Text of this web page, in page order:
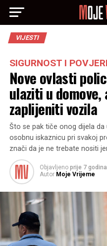
VIJESTI
SIGURNOST I
Nove ovlasti
ulaziti u
zaplijeniti vozila
Što se pak tiče onog dijela
osobnu iskaznicu pri svakoj
znači da je ne trebate nositi
Objavljeno prije 7 godina
Autor Moje Vrijeme